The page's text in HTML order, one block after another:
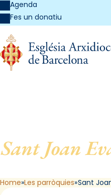
Agenda
Fes un donatiu
Sant Joan
Home Les parròquies Sant